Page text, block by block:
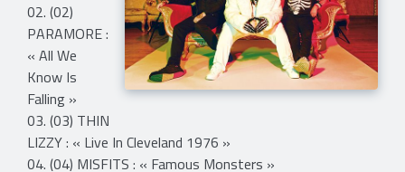
02. (02)
PARAMORE :
« All We
Know Is
Falling »
03. (03) THIN
LIZZY : « Live In Cleveland 1976 »
04. (04) MISFITS : « Famous Monsters »